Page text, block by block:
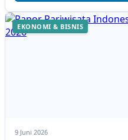
EKONOMI & BISNIS
9 Juni 2026